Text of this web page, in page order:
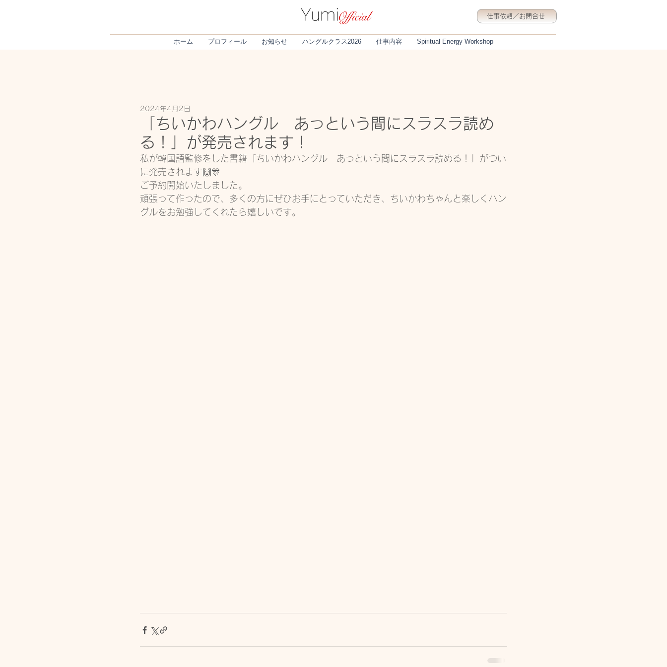
仕事依頼／お問合せ
ホーム プロフィール お知らせ ハングルクラス2026 仕事内容 Spiritual Energy Workshop
「ちいかわハングル あっという間にスラスラ読め
る！」が発売されます！
2024年4月2日
私が韓国語監修をした書籍「ちいかわハングル　あっという間にスラスラ読める！」がつい
に発売されます🙌🎊
ご予約開始いたしました。
頑張って作ったので、多くの方にぜひお手にとっていただき、ちいかわちゃんと楽しくハン
グルをお勉強してくれたら嬉しいです。